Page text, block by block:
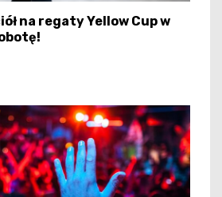
na regaty Yellow Cup w